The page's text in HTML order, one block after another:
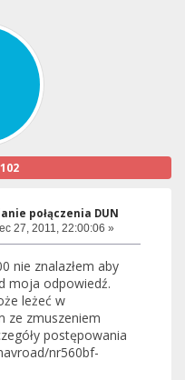
połączenia DUN
27, 2011, 22:00:06 »
nie znalazłem aby
moja odpowiedź.
leżeć w
ze zmuszeniem
postępowania
nr560bf-